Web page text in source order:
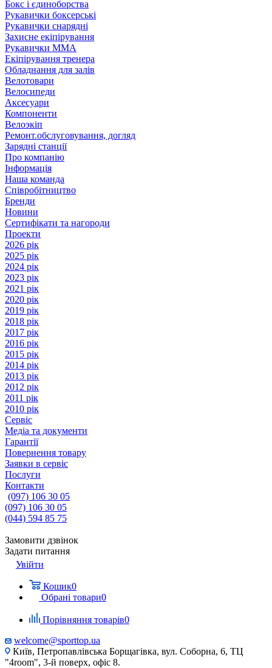
Бокс і єдиноборства
Рукавички боксерські
Рукавички снарядні
Захисне екіпірування
Рукавички ММА
Екіпірування тренера
Обладнання для залів
Велотовари
Велосипеди
Аксесуари
Компоненти
Велоэкіп
Ремонт.обслуговування, догляд
Зарядні станції
Про компанію
Інформація
Наша команда
Співробітництво
Бренди
Новини
Сертифікати та нагороди
Проекти
2026 рік
2025 рік
2024 рік
2023 рік
2021 рік
2020 рік
2019 рік
2018 рік
2017 рік
2016 рік
2015 рік
2014 рік
2013 рік
2012 рік
2011 рік
2010 рік
Сервіс
Медіа та документи
Гарантії
Повернення товару
Заявки в сервіс
Послуги
Контакти
(097) 106 30 05
(097) 106 30 05
(044) 594 85 75
Замовити дзвінок
Задати питання
Увійти
Кошик0
Обрані товари0
Порівняння товарів0
welcome@sporttop.ua
Київ, Петропавлівська Борщагівка, вул. Соборна, 6, ТЦ
"4room", 3-й поверх, офіс 8.